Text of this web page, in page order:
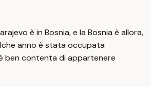
è in Bosnia, e la Bosnia è allora,
anno è stata occupata
ben contenta di appartenere